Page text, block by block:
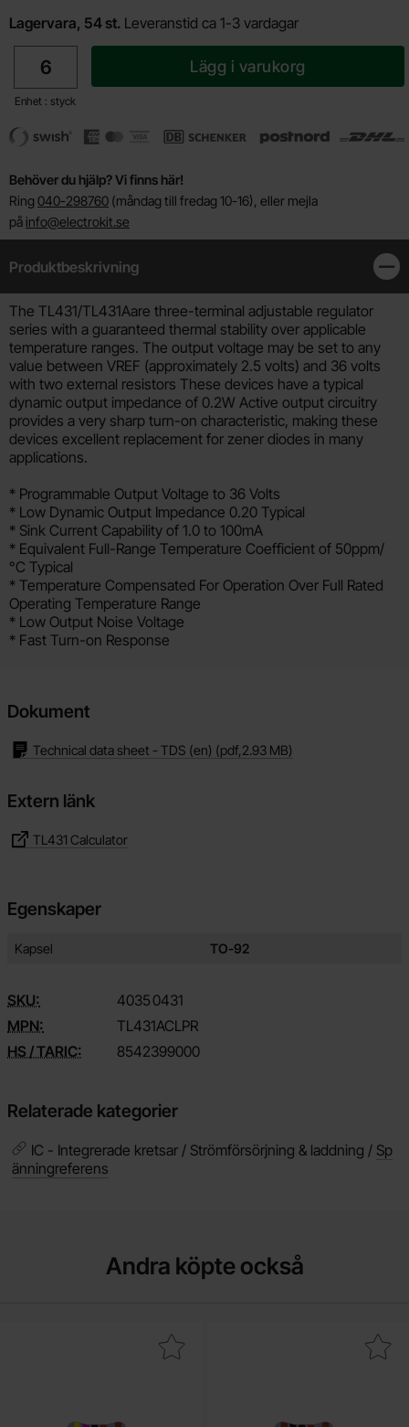
Lagervara, 54 st. Leveranstid ca 1-3 vardagar
Enhet : styck
Lägg i varukorg
Behöver du hjälp? Vi finns här!
Ring 040-298760 (måndag till fredag 10-16), eller mejla
på info@electrokit.se
Produktbeskrivning
Produktbeskrivning
The TL431/TL431Aare three-terminal adjustable regulator
series with a guaranteed thermal stability over applicable
temperature ranges. The output voltage may be set to any
value between VREF (approximately 2.5 volts) and 36 volts
with two external resistors These devices have a typical
dynamic output impedance of 0.2W Active output circuitry
provides a very sharp turn-on characteristic, making these
devices excellent replacement for zener diodes in many
applications.
* Programmable Output Voltage to 36 Volts
* Low Dynamic Output Impedance 0.20 Typical
* Sink Current Capability of 1.0 to 100mA
* Equivalent Full-Range Temperature Coefficient of 50ppm/
°C Typical
* Temperature Compensated For Operation Over Full Rated
Operating Temperature Range
* Low Output Noise Voltage
* Fast Turn-on Response
Dokument
Technical data sheet - TDS (en) (pdf, 2.93 MB)
Extern länk
TL431 Calculator
Egenskaper
Egenskaper/attribut för denna produkt
Attribut
Kapsel TO-92
SKU: 4035 0431
MPN:
TL431ACLPR
HS / TARIC:
8542399000
Relaterade kategorier
IC - Integrerade kretsar / Strömförsörjning & laddning / Sp
änningreferens
Andra köpte också
motstånd metallfilm 0.125W 1% 4.7kohm (4k7) som favorit
Makera motstånd metallfilm